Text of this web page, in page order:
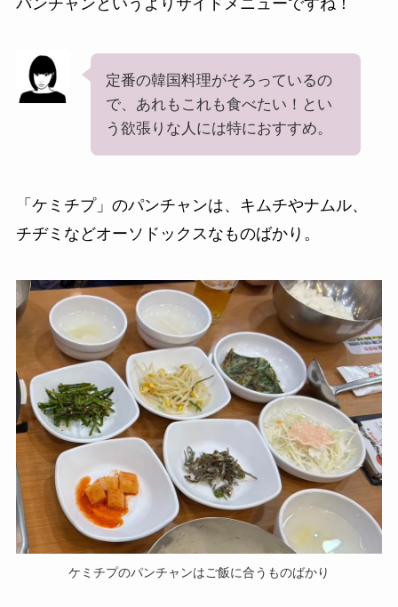
パンチャンというよりサイドメニューですね！
定番の韓国料理がそろっているの
で、あれもこれも食べたい！とい
う欲張りな人には特におすすめ。
「ケミチプ」のパンチャンは、キムチやナムル、
チヂミなどオーソドックスなものばかり。
ケミチプのパンチャンはご飯に合うものばかり